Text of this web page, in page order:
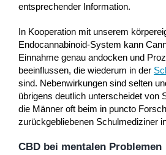
entsprechender Information.
In Kooperation mit unserem
Endocannabinoid-System kann
Einnahme genau andocken und
beeinflussen, die wiederum in der
sind. Nebenwirkungen sind selten
übrigens deutlich unterscheidet von
die Männer oft beim in puncto
zurückgebliebenen Schulmediziner
CBD bei mentalen Problemen